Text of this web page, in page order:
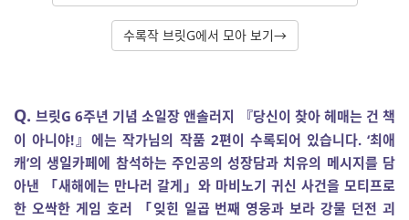
수록작 브릿G에서 모아 보기→
Q.브릿G 6주년 기념 소일장 앤솔러지 『당신이 찾아 헤매는 건 책
이 아니야!』에는 작가님의 작품 2편이 수록되어 있습니다. ‘최애
캐’의 생일카페에 참석하는 주인공의 성장담과 치유의 메시지를 담
아낸 「새해에는 만나러 갈게」와 마비노기 귀신 사건을 모티프로
한 오싹한 게임 호러 「잊힌 일곱 번째 영웅과 보라 강물 던전 괴